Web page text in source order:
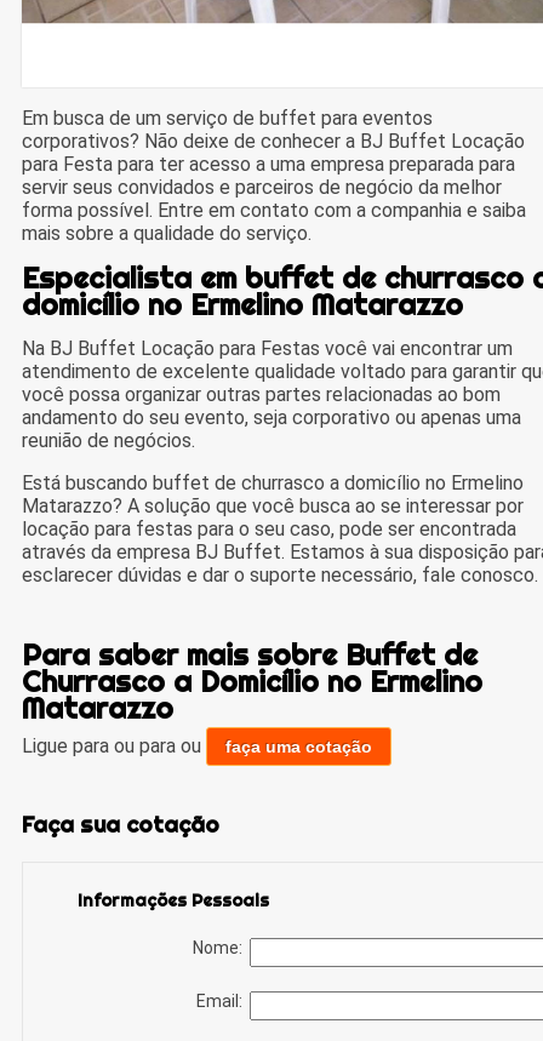
Em busca de um serviço de buffet para eventos
corporativos? Não deixe de conhecer a BJ Buffet Locação
para Festa para ter acesso a uma empresa preparada para
servir seus convidados e parceiros de negócio da melhor
forma possível. Entre em contato com a companhia e saiba
mais sobre a qualidade do serviço.
Especialista em buffet de churrasco
domicílio no Ermelino Matarazzo
Na BJ Buffet Locação para Festas você vai encontrar um
atendimento de excelente qualidade voltado para garantir
você possa organizar outras partes relacionadas ao bom
andamento do seu evento, seja corporativo ou apenas uma
reunião de negócios.
Está buscando buffet de churrasco a domicílio no Ermelino
Matarazzo? A solução que você busca ao se interessar por
locação para festas para o seu caso, pode ser encontrada
através da empresa BJ Buffet. Estamos à sua disposição
esclarecer dúvidas e dar o suporte necessário, fale conosco.
Para saber mais sobre Buffet de
Churrasco a Domicílio no Ermelino
Matarazzo
Ligue para ou para ou faça uma cotação
Faça sua cotação
Informações Pessoais
Nome:
Email: